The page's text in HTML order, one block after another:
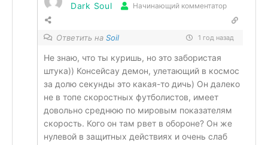
Dark Soul Начинающий комментатор
Ответить на Soil 1 год назад
Не знаю, что ты куришь, но это забористая
штука)) Консейсау демон, улетающий в космос
за долю секунды это какая-то дичь) Он далеко
не в топе скоростных футболистов, имеет
довольно среднюю по мировым показателям
скорость. Кого он там рвет в обороне? Он же
нулевой в защитных действиях и очень слаб